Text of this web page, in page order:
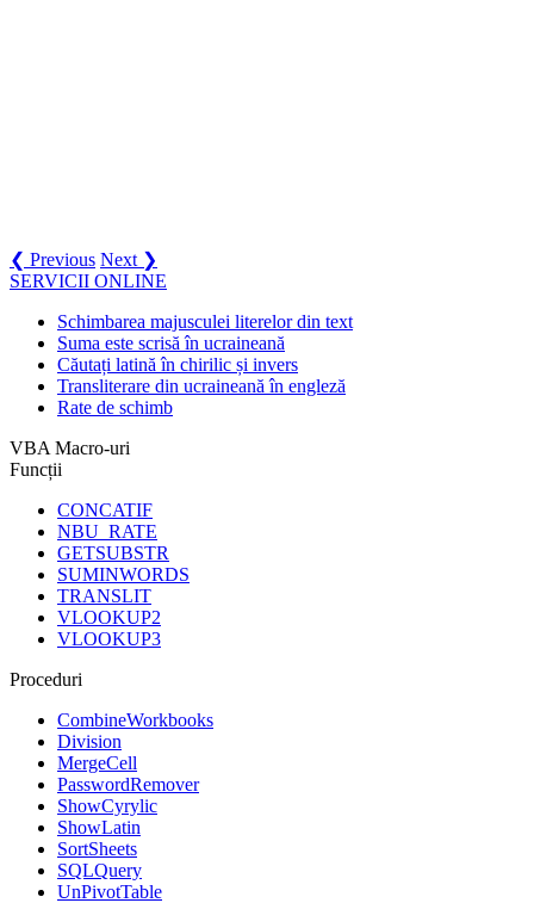
❮ Previous Next ❯
SERVICII ONLINE
Schimbarea majusculei literelor din text
Suma este scrisă în ucraineană
Căutați latină în chirilic și invers
Transliterare din ucraineană în engleză
Rate de schimb
VBA Macro-uri
Funcții
CONCATIF
NBU_RATE
GETSUBSTR
SUMINWORDS
TRANSLIT
VLOOKUP2
VLOOKUP3
Proceduri
CombineWorkbooks
Division
MergeCell
PasswordRemover
ShowCyrylic
ShowLatin
SortSheets
SQLQuery
UnPivotTable